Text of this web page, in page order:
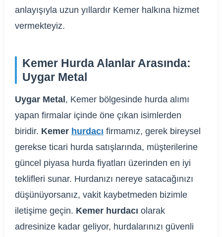
anlayışıyla uzun yıllardır Kemer halkına hizmet
vermekteyiz.
Kemer Hurda Alanlar Arasında:
Uygar Metal
Uygar Metal , Kemer bölgesinde hurda alımı
yapan firmalar içinde öne çıkan isimlerden
biridir. Kemer hurdacı firmamız, gerek bireysel
gerekse ticari hurda satışlarında, müşterilerine
güncel piyasa hurda fiyatları üzerinden en iyi
teklifleri sunar. Hurdanızı nereye satacağınızı
düşünüyorsanız, vakit kaybetmeden bizimle
iletişime geçin. Kemer hurdacı olarak
adresinize kadar geliyor, hurdalarınızı güvenli